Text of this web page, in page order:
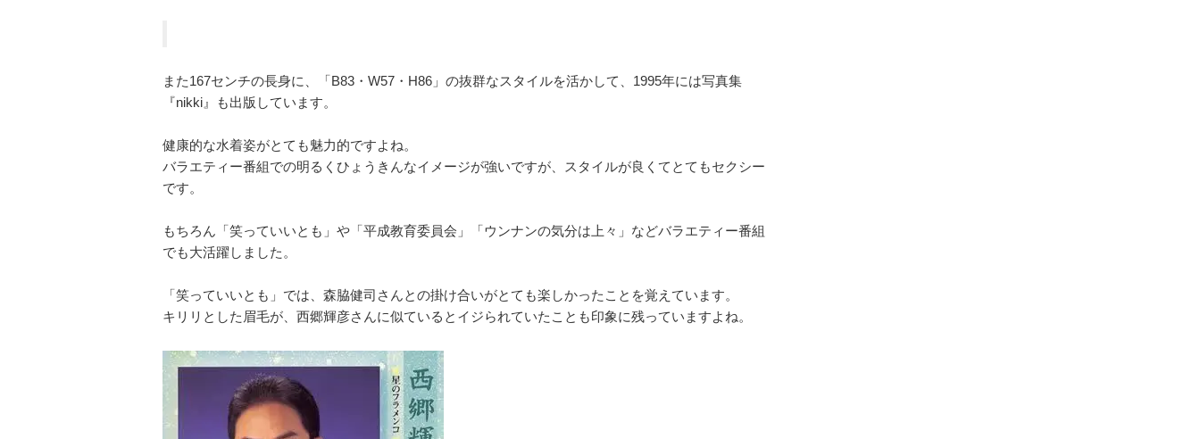
また167センチの長身に、「B83・W57・H86」の抜群なスタイルを活かして、1995年には写真集
『nikki』も出版しています。
健康的な水着姿がとても魅力的ですよね。
バラエティー番組での明るくひょうきんなイメージが強いですが、スタイルが良くてとてもセクシー
です。
もちろん「笑っていいとも」や「平成教育委員会」「ウンナンの気分は上々」などバラエティー番組
でも大活躍しました。
「笑っていいとも」では、森脇健司さんとの掛け合いがとても楽しかったことを覚えています。
キリリとした眉毛が、西郷輝彦さんに似ているとイジられていたことも印象に残っていますよね。